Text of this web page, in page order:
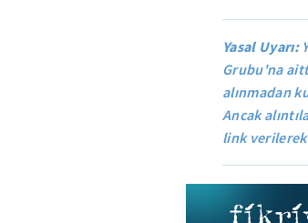
Yasal Uyarı:
Grubu'na
alınmadan
Ancak
link